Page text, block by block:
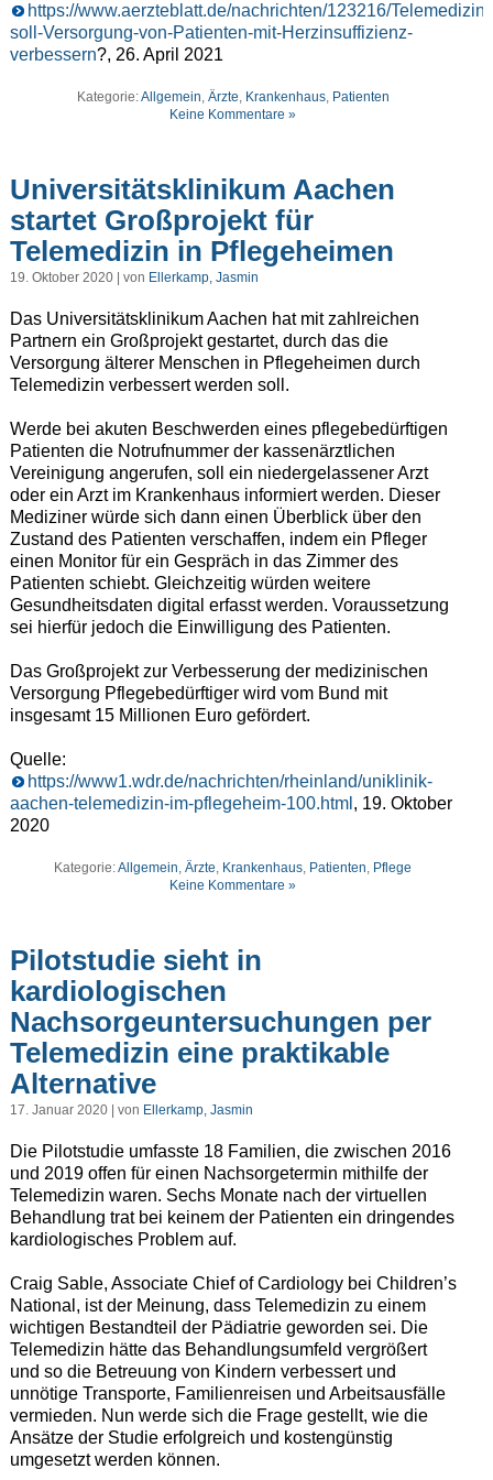
https://www.aerzteblatt.de/nachrichten/123216/Telemedizin-
soll-Versorgung-von-Patienten-mit-Herzinsuffizienz-
verbessern?, 26. April 2021
Kategorie:Allgemein, Ärzte, Krankenhaus, Patienten
Keine Kommentare »
Universitätsklinikum Aachen
startet Großprojekt für
Telemedizin in Pflegeheimen
19. Oktober 2020 | von Ellerkamp, Jasmin
Das Universitätsklinikum Aachen hat mit zahlreichen
Partnern ein Großprojekt gestartet, durch das die
Versorgung älterer Menschen in Pflegeheimen durch
Telemedizin verbessert werden soll.
Werde bei akuten Beschwerden eines pflegebedürftigen
Patienten die Notrufnummer der kassenärztlichen
Vereinigung angerufen, soll ein niedergelassener Arzt
oder ein Arzt im Krankenhaus informiert werden. Dieser
Mediziner würde sich dann einen Überblick über den
Zustand des Patienten verschaffen, indem ein Pfleger
einen Monitor für ein Gespräch in das Zimmer des
Patienten schiebt. Gleichzeitig würden weitere
Gesundheitsdaten digital erfasst werden. Voraussetzung
sei hierfür jedoch die Einwilligung des Patienten.
Das Großprojekt zur Verbesserung der medizinischen
Versorgung Pflegebedürftiger wird vom Bund mit
insgesamt 15 Millionen Euro gefördert.
Quelle:
https://www1.wdr.de/nachrichten/rheinland/uniklinik-
aachen-telemedizin-im-pflegeheim-100.html , 19. Oktober
2020
Kategorie:Allgemein,Ärzte, Krankenhaus, Patienten, Pflege
Keine Kommentare »
Pilotstudie sieht in
kardiologischen
Nachsorgeuntersuchungen per
Telemedizin eine praktikable
Alternative
17. Januar 2020 | von Ellerkamp, Jasmin
Die Pilotstudie umfasste 18 Familien, die zwischen 2016
und 2019 offen für einen Nachsorgetermin mithilfe der
Telemedizin waren. Sechs Monate nach der virtuellen
Behandlung trat bei keinem der Patienten ein dringendes
kardiologisches Problem auf.
Craig Sable, Associate Chief of Cardiology bei Children’s
National, ist der Meinung, dass Telemedizin zu einem
wichtigen Bestandteil der Pädiatrie geworden sei. Die
Telemedizin hätte das Behandlungsumfeld vergrößert
und so die Betreuung von Kindern verbessert und
unnötige Transporte, Familienreisen und Arbeitsausfälle
vermieden. Nun werde sich die Frage gestellt, wie die
Ansätze der Studie erfolgreich und kostengünstig
umgesetzt werden können.